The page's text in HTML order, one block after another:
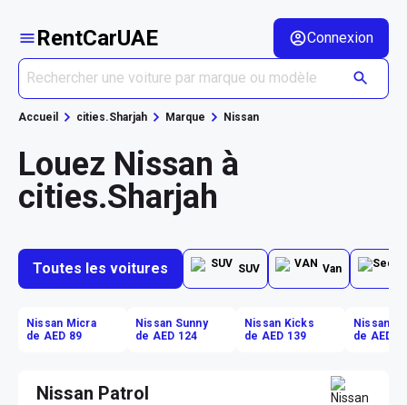
RentCarUAE Connexion
Accueil cities.Sharjah Marque Nissan
Louez Nissan à
cities.Sharjah
Toutes les voitures SUV Van
Nissan Micra
de AED 89
Nissan Sunny
de AED 124
Nissan Kicks
de AED 139
Nissan
de AED
Nissan Patrol